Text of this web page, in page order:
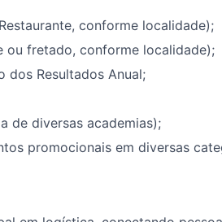
conforme localidade);
ou fretado, conforme localidade);
dos Resultados Anual;
de diversas academias);
promocionais em diversas